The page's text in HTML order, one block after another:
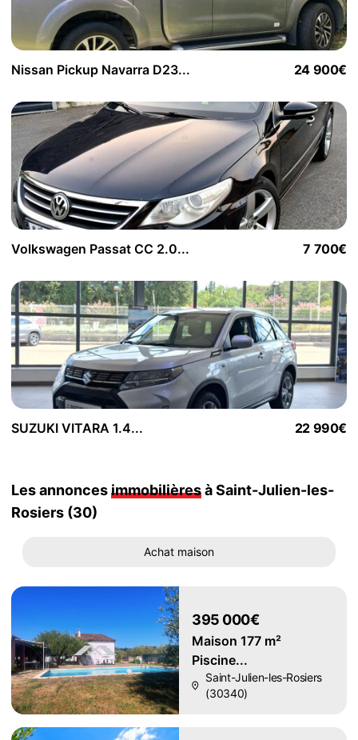
Nissan Pickup Navarra D23... 24 900€
Volkswagen Passat CC 2.0... 7 700€
SUZUKI VITARA 1.4... 22 990€
Les annoncesimmobilièresà Saint-Julien-les-
Rosiers (30)
Achat maison
395 000€
Maison 177 m²
Piscine...
Saint-Julien-les-Rosiers
(30340)